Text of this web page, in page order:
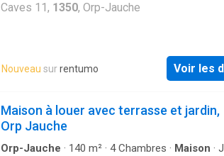
Caves 11, 1350, Orp-Jauche
Nouveau surrentumo Voir les
Maison à louer avec terrasse et jardin,
Orp Jauche
Orp-Jauche · 140 m² · 4Chambres · Maison ·